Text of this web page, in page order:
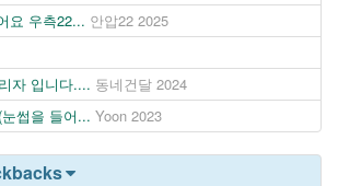
요 우측22... 안압22 2025
자 입니다.... 동네건달 2024
썹을 들어... Yoon 2023